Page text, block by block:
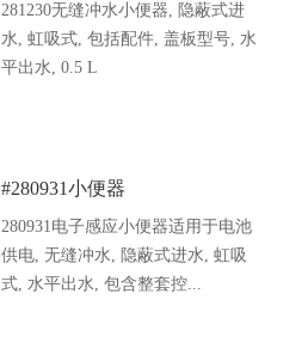
281230无缝冲水小便器, 隐蔽式进
水, 虹吸式, 包括配件, 盖板型号, 水
平出水, 0.5 L
#280931小便器
280931电子感应小便器适用于电池
供电, 无缝冲水, 隐蔽式进水, 虹吸
式, 水平出水, 包含整套控...